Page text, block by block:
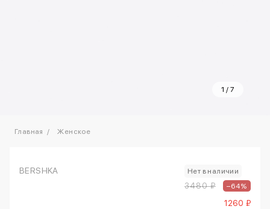
1 / 7
Главная Женское
BERSHKA Нет в наличии
3480 ₽ –64%
1260 ₽